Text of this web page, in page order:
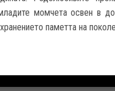
момчета освен в
паметта на